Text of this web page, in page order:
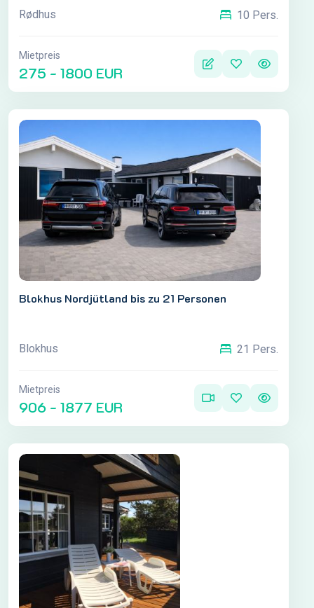
Rødhus 10 Pers.
Mietpreis
275 - 1800 EUR
Blokhus Nordjütland bis zu 21 Personen
Blokhus 21 Pers.
Mietpreis
906 - 1877 EUR